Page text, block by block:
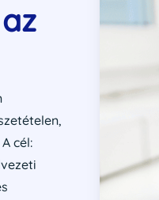
cél: